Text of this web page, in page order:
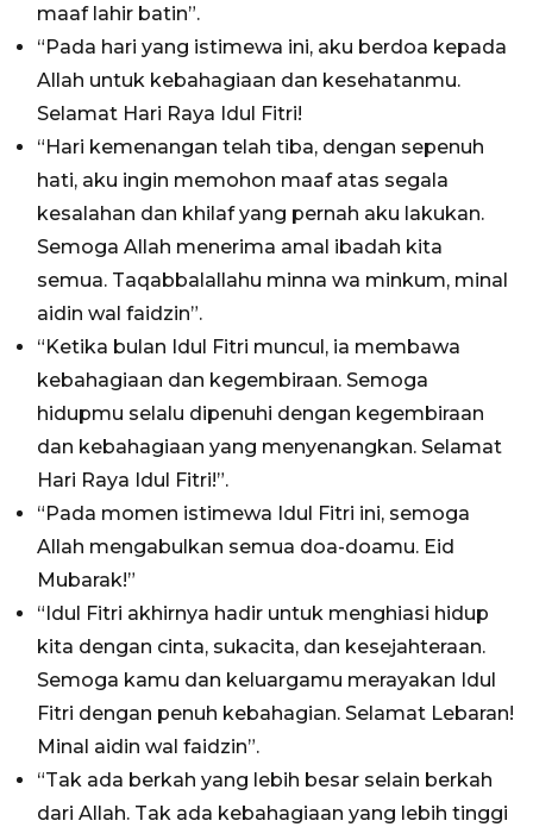
maaf lahir batin”.
“Pada hari yang istimewa ini, aku berdoa kepada
Allah untuk kebahagiaan dan kesehatanmu.
Selamat Hari Raya Idul Fitri!
“Hari kemenangan telah tiba, dengan sepenuh
hati, aku ingin memohon maaf atas segala
kesalahan dan khilaf yang pernah aku lakukan.
Semoga Allah menerima amal ibadah kita
semua. Taqabbalallahu minna wa minkum, minal
aidin wal faidzin”.
“Ketika bulan Idul Fitri muncul, ia membawa
kebahagiaan dan kegembiraan. Semoga
hidupmu selalu dipenuhi dengan kegembiraan
dan kebahagiaan yang menyenangkan. Selamat
Hari Raya Idul Fitri!”.
“Pada momen istimewa Idul Fitri ini, semoga
Allah mengabulkan semua doa-doamu. Eid
Mubarak!”
“Idul Fitri akhirnya hadir untuk menghiasi hidup
kita dengan cinta, sukacita, dan kesejahteraan.
Semoga kamu dan keluargamu merayakan Idul
Fitri dengan penuh kebahagian. Selamat Lebaran!
Minal aidin wal faidzin”.
“Tak ada berkah yang lebih besar selain berkah
dari Allah. Tak ada kebahagiaan yang lebih tinggi